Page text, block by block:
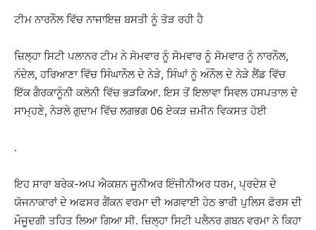
ਟੀਮ ਨਾਰਨੌਲ ਵਿੱਚ ਨਾਜਾਇਜ਼ ਬਸਤੀ ਨੂੰ ਤੋੜ ਰਹੀ ਹੈ
ਜ਼ਿਲ੍ਹਾ ਸਿਟੀ ਪਲਾਨਰ ਟੀਮ ਨੇ ਸੋਮਵਾਰ ਨੂੰ ਸੋਮਵਾਰ ਨੂੰ ਸੋਮਵਾਰ ਨੂੰ ਨਾਰਨੌਲ,
ਨੰਦੇਲ, ਹਰਿਆਣਾ ਵਿੱਚ ਸਿੰਘਾਨੌਲ ਦੇ ਨੇੜੇ, ਸਿੰਘਾਂ ਨੂੰ ਅੰਨੌਲ ਦੇ ਨੇੜੇ ਲੈਂਡ ਵਿੱਚ
ਇੱਕ ਗੈਰਕਾਨੂੰਨੀ ਕਲੋਨੀ ਵਿੱਚ ਭੜਕਿਆ. ਇਸ ਤੋਂ ਇਲਾਵਾ ਸਿਵਲ ਹਸਪਤਾਲ ਦੇ
ਸਾਮ੍ਹਣੇ, ਨੇੜਲੇ ਗੁਦਾਮ ਵਿੱਚ ਲਗਭਗ 06 ਏਕੜ ਜ਼ਮੀਨ ਵਿਕਸਤ ਹੋਈ
.
ਇਹ ਸਾਰਾ ਬਰੇਕ-ਅਪ ਐਕਸ਼ਨ ਜੂਨੀਅਰ ਇੰਜੀਨੀਅਰ ਧਰਮ, ਪ੍ਰਦੇਸ਼ ਦੇ
ਯੋਜਨਾਕਾਰਾਂ ਦੇ ਅਫਸਰ ਗੈਂਕਨ ਵਰਮਾ ਦੀ ਅਗਵਾਈ ਹੇਠ ਭਾਰੀ ਪੁਲਿਸ ਫੋਰਸ ਦੀ
ਮੌਜੂਦਗੀ ਤਹਿਤ ਲਿਆ ਗਿਆ ਸੀ. ਜ਼ਿਲ੍ਹਾ ਸਿਟੀ ਪਲੈਨਰ ​​ਗਬਨ ਵਰਮਾ ਨੇ ਕਿਹਾ